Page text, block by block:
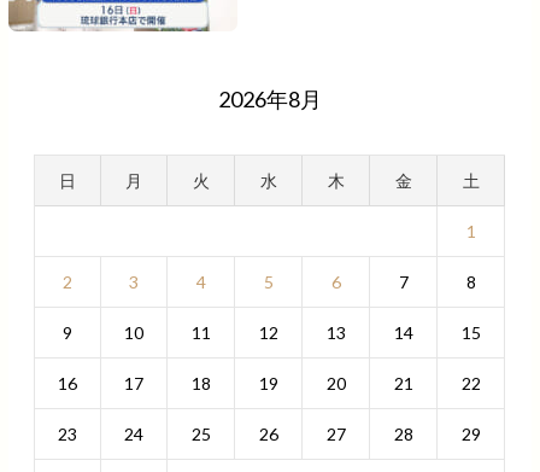
2026年8月
日 月 火 水 木 金 土
1
2 3 4 5 6 7 8
9 10 11 12 13 14 15
16 17 18 19 20 21 22
23 24 25 26 27 28 29